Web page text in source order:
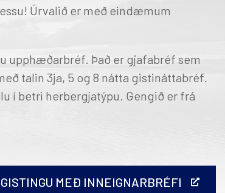
Úrvalið er með eindæmum
upphæðarbréf. Það er gjafabréf sem
talin 3ja, 5 og 8 nátta gistináttabréf.
í betri herbergjatýpu. Gengið er frá
MEÐ INNEIGNARBRÉFI